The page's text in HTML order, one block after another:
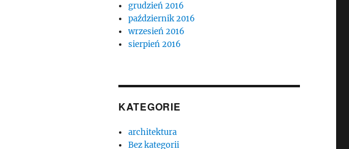
grudzień 2016
październik 2016
wrzesień 2016
sierpień 2016
KATEGORIE
architektura
Bez kategorii